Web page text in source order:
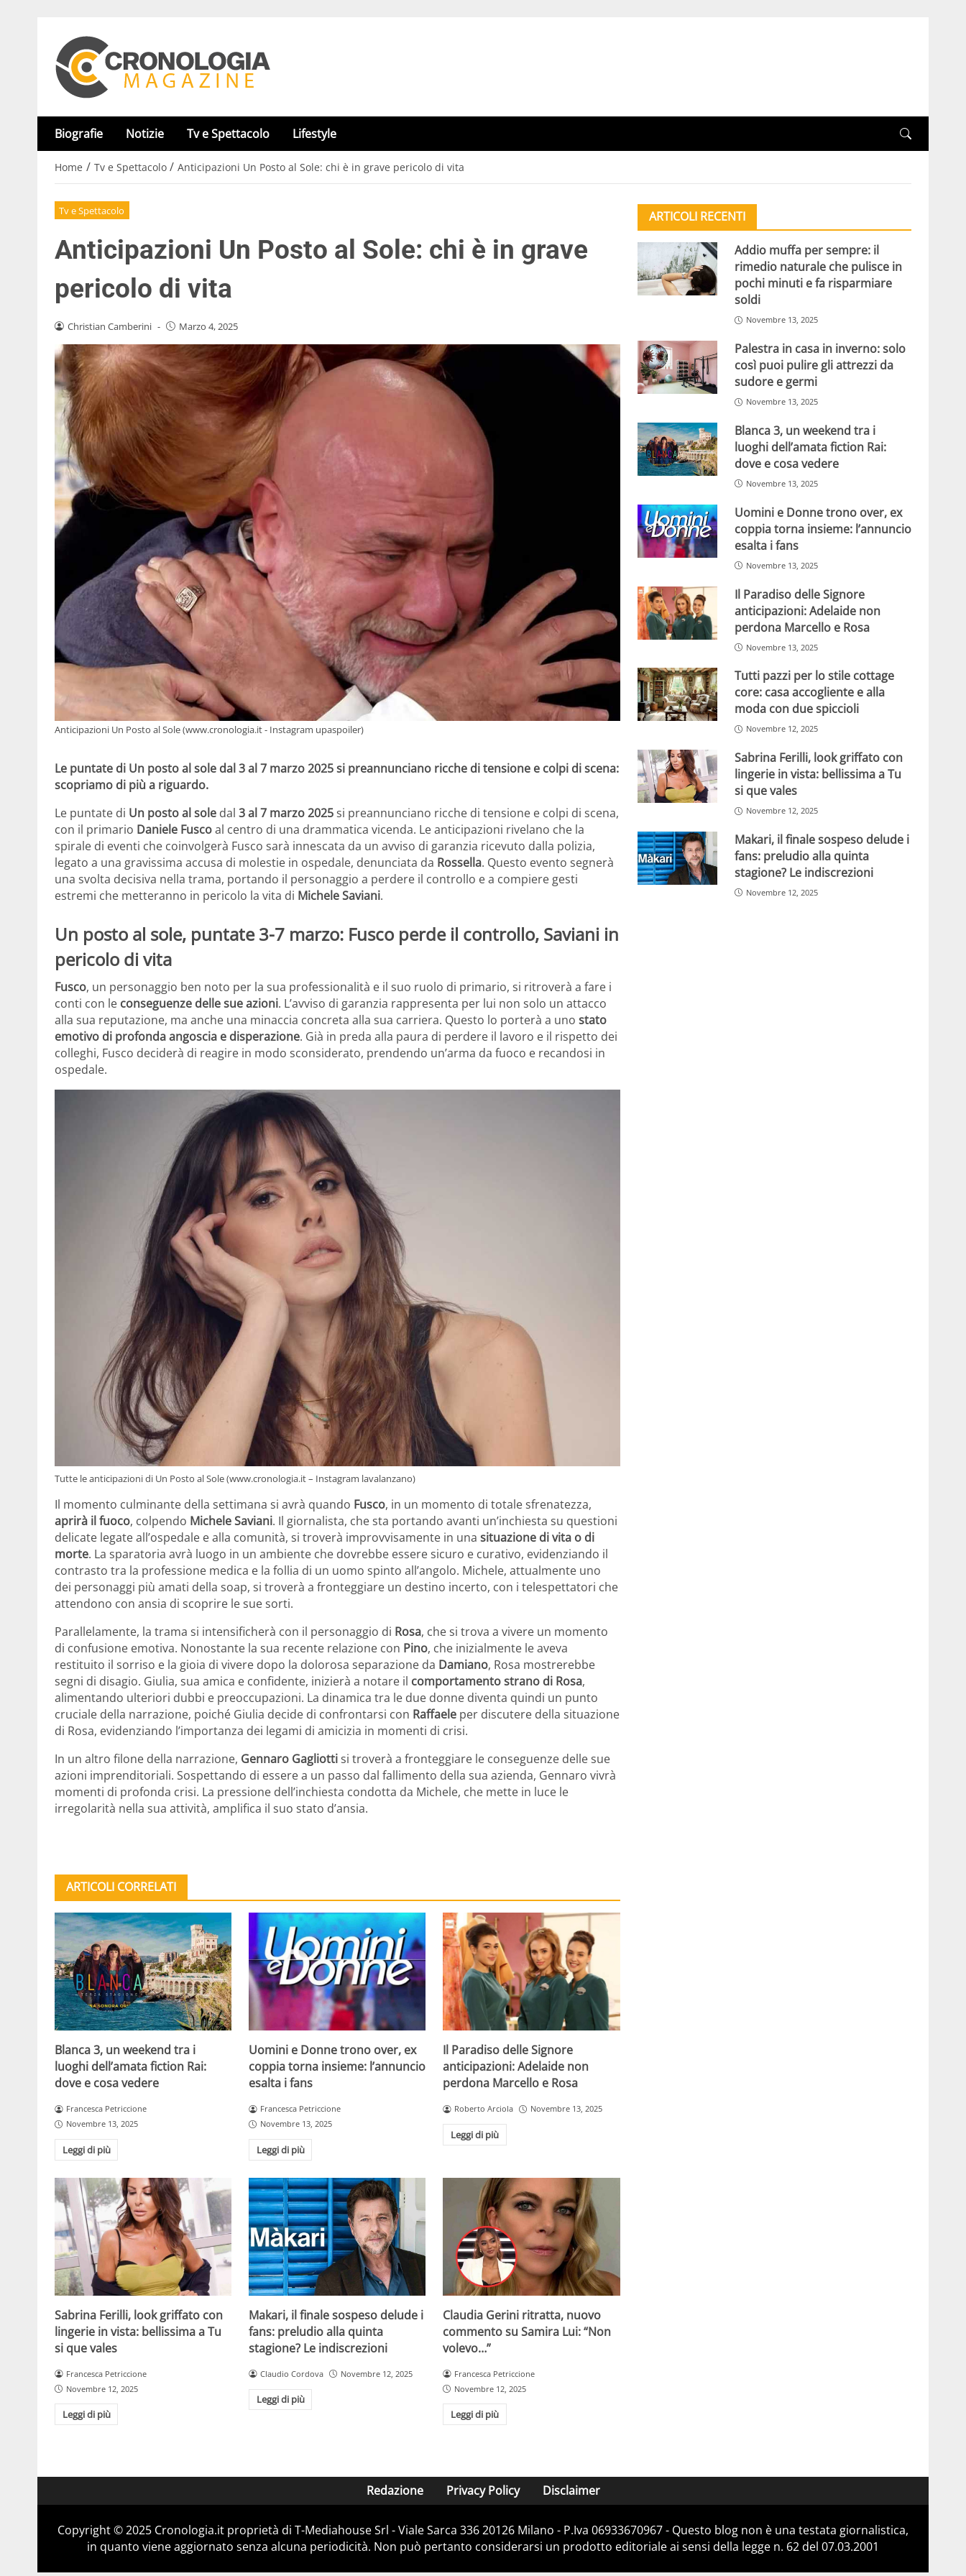
Biografie Notizie Tv e Spettacolo Lifestyle
Home / Tv e Spettacolo / Anticipazioni Un Posto al Sole: chi è in grave pericolo di vita
Tv e Spettacolo
Anticipazioni Un Posto al Sole: chi è in grave
pericolo di vita
Christian Camberini - Marzo 4, 2025
Anticipazioni Un Posto al Sole (www.cronologia.it - Instagram upaspoiler)
Le puntate di Un posto al sole dal 3 al 7 marzo 2025 si preannunciano ricche di tensione e colpi di scena:
scopriamo di più a riguardo.
Le puntate di Un posto al sole dal 3 al 7 marzo 2025si preannunciano ricche di tensione e colpi di scena,
con il primario Daniele Fuscoal centro di una drammatica vicenda. Le anticipazioni rivelano che la
spirale di eventi che coinvolgerà Fusco sarà innescata da un avviso di garanzia ricevuto dalla polizia,
legato a una gravissima accusa di molestie in ospedale, denunciata da Rossella. Questo evento segnerà
una svolta decisiva nella trama, portando il personaggio a perdere il controllo e a compiere gesti
estremi che metteranno in pericolo la vita di Michele Saviani.
Un posto al sole, puntate 3-7 marzo: Fusco perde il controllo, Saviani in
pericolo di vita
Fusco, un personaggio ben noto per la sua professionalità e il suo ruolo di primario, si ritroverà a fare i
conti con le conseguenze delle sue azioni. L’avviso di garanzia rappresenta per lui non solo un attacco
alla sua reputazione, ma anche una minaccia concreta alla sua carriera. Questo lo porterà a uno stato
emotivo di profonda angoscia e disperazione. Già in preda alla paura di perdere il lavoro e il rispetto dei
colleghi, Fusco deciderà di reagire in modo sconsiderato, prendendo un’arma da fuoco e recandosi in
ospedale.
Tutte le anticipazioni di Un Posto al Sole (www.cronologia.it – Instagram lavalanzano)
Il momento culminante della settimana si avrà quando Fusco, in un momento di totale sfrenatezza,
aprirà il fuoco, colpendo Michele Saviani. Il giornalista, che sta portando avanti un’inchiesta su questioni
delicate legate all’ospedale e alla comunità, si troverà improvvisamente in una situazione di vita o di
morte. La sparatoria avrà luogo in un ambiente che dovrebbe essere sicuro e curativo, evidenziando il
contrasto tra la professione medica e la follia di un uomo spinto all’angolo. Michele, attualmente uno
dei personaggi più amati della soap, si troverà a fronteggiare un destino incerto, con i telespettatori che
attendono con ansia di scoprire le sue sorti.
Parallelamente, la trama si intensificherà con il personaggio di Rosa, che si trova a vivere un momento
di confusione emotiva. Nonostante la sua recente relazione con Pino, che inizialmente le aveva
restituito il sorriso e la gioia di vivere dopo la dolorosa separazione da Damiano, Rosa mostrerebbe
segni di disagio. Giulia, sua amica e confidente, inizierà a notare il comportamento strano di Rosa,
alimentando ulteriori dubbi e preoccupazioni. La dinamica tra le due donne diventa quindi un punto
cruciale della narrazione, poiché Giulia decide di confrontarsi con Raffaele per discutere della situazione
di Rosa, evidenziando l’importanza dei legami di amicizia in momenti di crisi.
In un altro filone della narrazione, Gennaro Gagliottisi troverà a fronteggiare le conseguenze delle sue
azioni imprenditoriali. Sospettando di essere a un passo dal fallimento della sua azienda, Gennaro vivrà
momenti di profonda crisi. La pressione dell’inchiesta condotta da Michele, che mette in luce le
irregolarità nella sua attività, amplifica il suo stato d’ansia.
ARTICOLI CORRELATI
Blanca 3, un weekend tra i
luoghi dell’amata fiction Rai:
dove e cosa vedere
Francesca Petriccione
Novembre 13, 2025
Leggi di più
Uomini e Donne trono over, ex
coppia torna insieme: l’annuncio
esalta i fans
Francesca Petriccione
Novembre 13, 2025
Leggi di più
Il Paradiso delle Signore
anticipazioni: Adelaide non
perdona Marcello e Rosa
Roberto Arciola Novembre 13, 2025
Leggi di più
Sabrina Ferilli, look griffato con
lingerie in vista: bellissima a Tu
si que vales
Francesca Petriccione
Novembre 12, 2025
Leggi di più
Makari, il finale sospeso delude i
fans: preludio alla quinta
stagione? Le indiscrezioni
Claudio Cordova Novembre 12, 2025
Leggi di più
Claudia Gerini ritratta, nuovo
commento su Samira Lui: “Non
volevo…”
Francesca Petriccione
Novembre 12, 2025
Leggi di più
ARTICOLI RECENTI
Addio muffa per sempre: il
rimedio naturale che pulisce in
pochi minuti e fa risparmiare
soldi
Novembre 13, 2025
Palestra in casa in inverno: solo
così puoi pulire gli attrezzi da
sudore e germi
Novembre 13, 2025
Blanca 3, un weekend tra i
luoghi dell’amata fiction Rai:
dove e cosa vedere
Novembre 13, 2025
Uomini e Donne trono over, ex
coppia torna insieme: l’annuncio
esalta i fans
Novembre 13, 2025
Il Paradiso delle Signore
anticipazioni: Adelaide non
perdona Marcello e Rosa
Novembre 13, 2025
Tutti pazzi per lo stile cottage
core: casa accogliente e alla
moda con due spiccioli
Novembre 12, 2025
Sabrina Ferilli, look griffato con
lingerie in vista: bellissima a Tu
si que vales
Novembre 12, 2025
Makari, il finale sospeso delude i
fans: preludio alla quinta
stagione? Le indiscrezioni
Novembre 12, 2025
Redazione Privacy Policy Disclaimer
Copyright © 2025 Cronologia.it proprietà di T-Mediahouse Srl - Viale Sarca 336 20126 Milano - P.Iva 06933670967 - Questo blog non è una testata giornalistica,
in quanto viene aggiornato senza alcuna periodicità. Non può pertanto considerarsi un prodotto editoriale ai sensi della legge n. 62 del 07.03.2001